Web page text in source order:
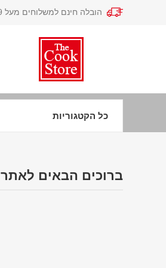
הובלה חינם למשלוחים מעל 299 ש"ח
כל הקטגוריות
ברוכים הבאים לאתר THE COOK STORE